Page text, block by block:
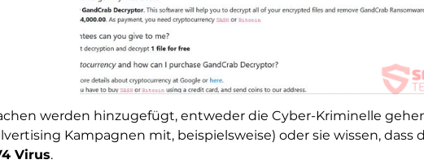
werden hinzugefügt, entweder die Cyber-Kriminelle
Kampagnen mit, beispielsweise) oder sie wissen,
Virus.